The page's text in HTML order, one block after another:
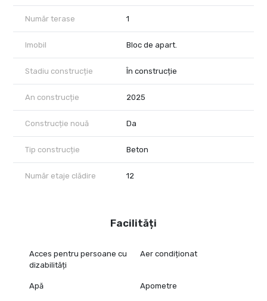
Număr terase 1
Imobil Bloc de apart.
Stadiu construcție În construcție
An construcție 2025
Construcție nouă Da
Tip construcție Beton
Număr etaje clădire 12
Facilități
Acces pentru persoane cu
dizabilități
Aer condiționat
Apă Apometre